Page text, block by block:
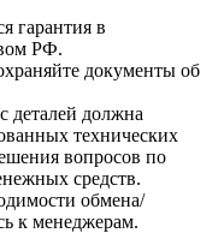
гарантия в
РФ.
документы об
деталей должна
технических
вопросов по
средств.
обмена/
к менеджерам.